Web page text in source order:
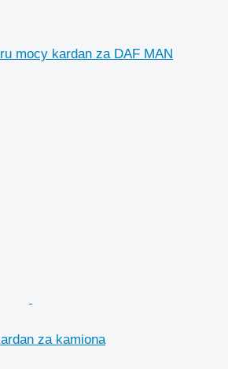
mocy kardan za DAF MAN
za kamiona